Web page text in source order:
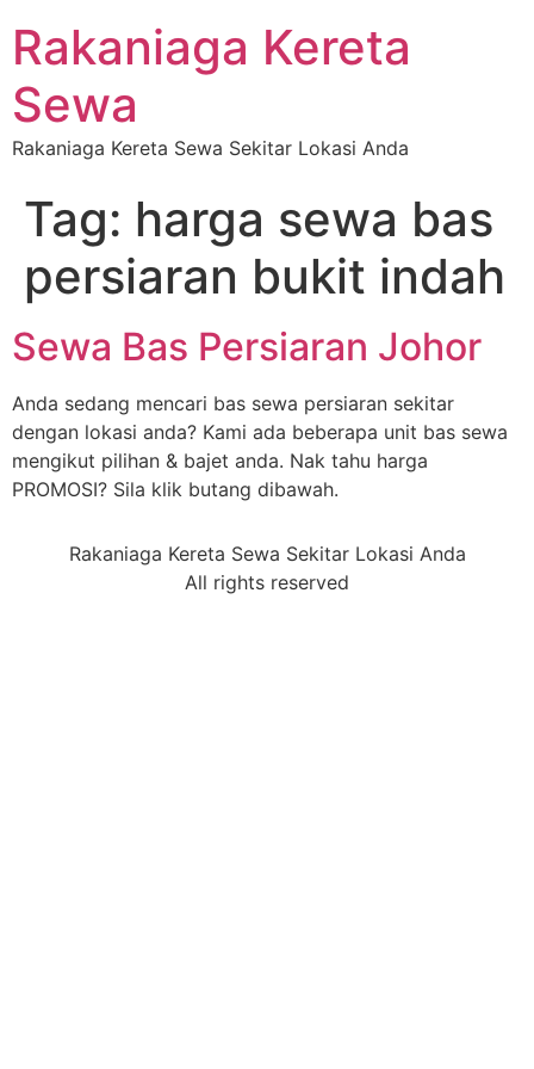
Rakaniaga Kereta
Sewa
Rakaniaga Kereta Sewa Sekitar Lokasi Anda
Tag: harga sewa bas
persiaran bukit indah
Sewa Bas Persiaran Johor
Anda sedang mencari bas sewa persiaran sekitar
dengan lokasi anda? Kami ada beberapa unit bas sewa
mengikut pilihan & bajet anda. Nak tahu harga
PROMOSI? Sila klik butang dibawah.
Rakaniaga Kereta Sewa Sekitar Lokasi Anda
All rights reserved